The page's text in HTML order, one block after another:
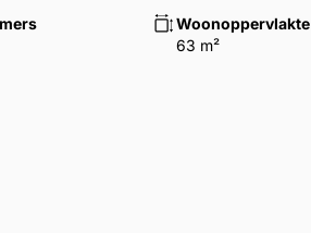
Woonoppervlakte
63 m²